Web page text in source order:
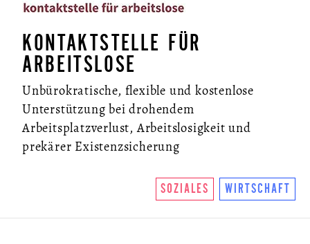
KONTAKTSTELLE FÜR
ARBEITSLOSE
Unbürokratische, flexible und kostenlose
Unterstützung bei drohendem
Arbeitsplatzverlust, Arbeitslosigkeit und
prekärer Existenzsicherung
SOZIALES WIRTSCHAFT